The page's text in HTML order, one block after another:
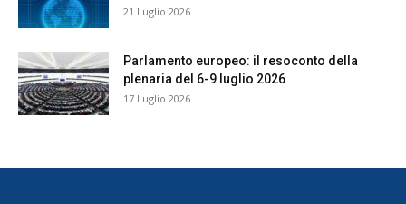
21 Luglio 2026
Parlamento europeo: il resoconto della
plenaria del 6-9 luglio 2026
17 Luglio 2026